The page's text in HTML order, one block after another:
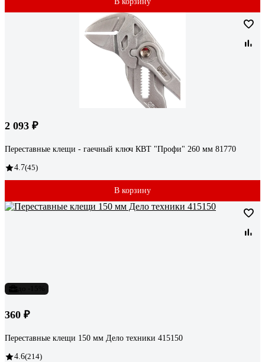
2 093 ₽
Переставные клещи - гаечный ключ КВТ "Профи" 260 мм 81770
4.7(45)
В корзину
360 ₽
Переставные клещи 150 мм Дело техники 415150
4.6(214)